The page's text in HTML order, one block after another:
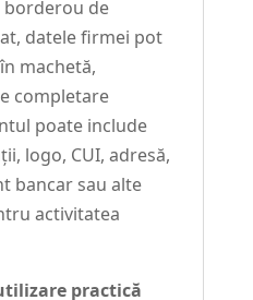
de
datele firmei pot
machetă,
completare
poate include
logo, CUI, adresă,
bancar sau alte
activitatea
practică